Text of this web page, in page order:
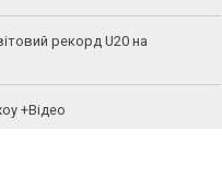
рекорд U20 на
+Відео
світовий рекорд з